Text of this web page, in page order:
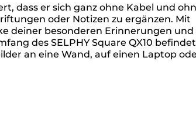
dass er sich ganz ohne Kabel und
oder Notizen zu ergänzen. Mit
deiner besonderen Erinnerungen und
des SELPHY Square QX10 befindet
an eine Wand, auf einen Laptop